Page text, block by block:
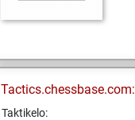
Tactics.chessbase.com:
Taktikelo: